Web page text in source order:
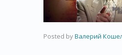
Posted byВалерий